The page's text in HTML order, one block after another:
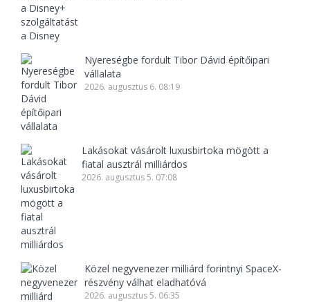
Nyereségbe fordult Tibor Dávid építőipari
vállalata
2026. augusztus 6. 08:19
Lakásokat vásárolt luxusbirtoka mögött a
fiatal ausztrál milliárdos
2026. augusztus 5. 07:08
Közel negyvenezer milliárd forintnyi SpaceX-
részvény válhat eladhatóvá
2026. augusztus 5. 06:35